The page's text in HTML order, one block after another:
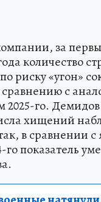
за
количество
риску «угон»
сравнению с
2025-го.
хищений
в сравнении
го показатель